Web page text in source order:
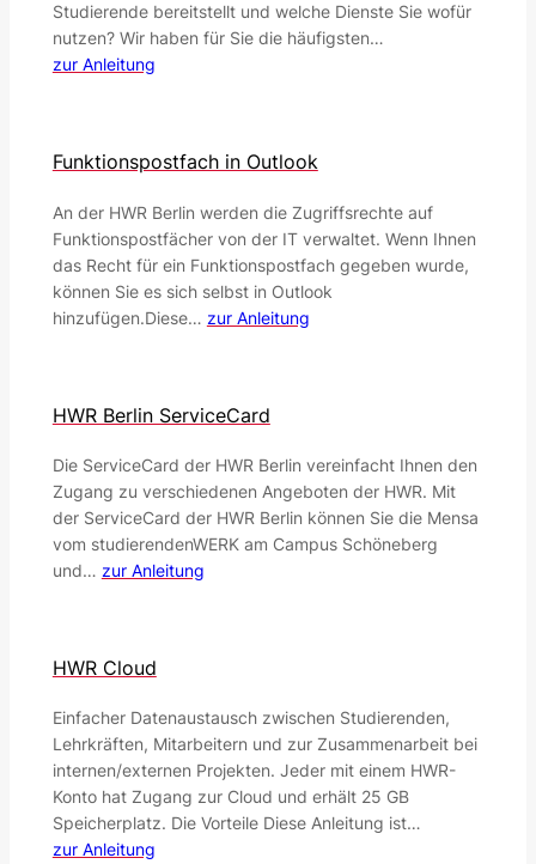
Studierende bereitstellt und welche Dienste Sie wofür
nutzen? Wir haben für Sie die häufigsten…
zur Anleitung
Funktionspostfach in Outlook
An der HWR Berlin werden die Zugriffsrechte auf
Funktionspostfächer von der IT verwaltet. Wenn Ihnen
das Recht für ein Funktionspostfach gegeben wurde,
können Sie es sich selbst in Outlook
hinzufügen.Diese… zur Anleitung
HWR Berlin ServiceCard
Die ServiceCard der HWR Berlin vereinfacht Ihnen den
Zugang zu verschiedenen Angeboten der HWR. Mit
der ServiceCard der HWR Berlin können Sie die Mensa
vom studierendenWERK am Campus Schöneberg
und… zur Anleitung
HWR Cloud
Einfacher Datenaustausch zwischen Studierenden,
Lehrkräften, Mitarbeitern und zur Zusammenarbeit bei
internen/externen Projekten. Jeder mit einem HWR-
Konto hat Zugang zur Cloud und erhält 25 GB
Speicherplatz. Die Vorteile Diese Anleitung ist…
zur Anleitung